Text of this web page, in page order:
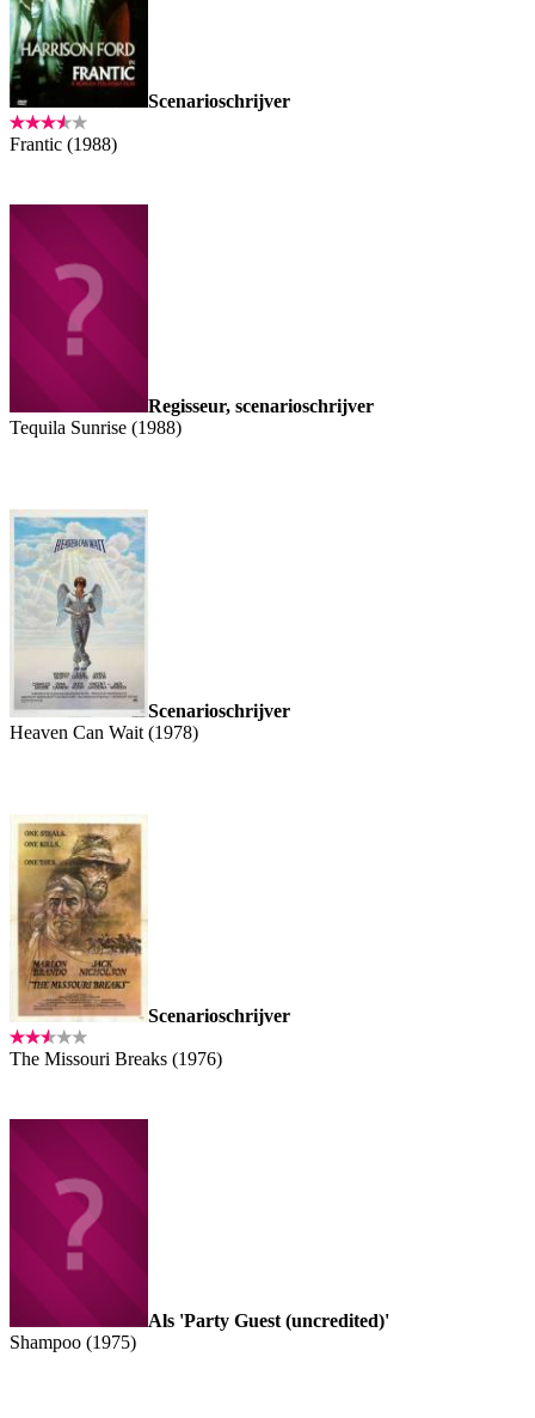
Scenarioschrijver
Frantic (1988)
Regisseur, scenarioschrijver
Tequila Sunrise (1988)
Scenarioschrijver
Heaven Can Wait (1978)
Scenarioschrijver
The Missouri Breaks (1976)
Als 'Party Guest (uncredited)'
Shampoo (1975)